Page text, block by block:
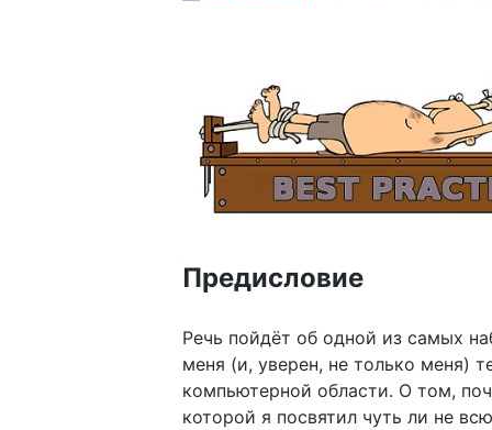
Предисловие
Речь пойдёт об одной из самых
меня (и, уверен, не только меня)
компьютерной области. О том,
которой я посвятил чуть ли не